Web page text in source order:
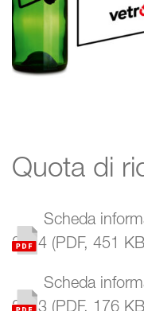
Ritratto
Organizzazione
Studio
Link
Contatti
Quota di
Scheda
2024 (PDF, 451 KB
Scheda
2023 (PDF, 176 KB